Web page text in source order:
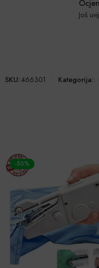
Još
SKU:466301 Kategorija::
-42%